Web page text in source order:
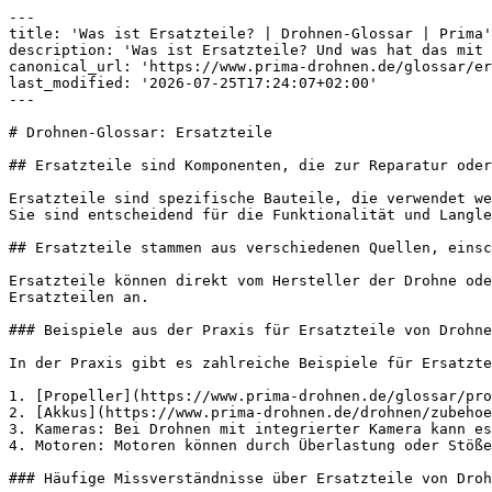
---
title: 'Was ist Ersatzteile? | Drohnen-Glossar | Prima'
description: 'Was ist Ersatzteile? Und was hat das mit
canonical_url: 'https://www.prima-drohnen.de/glossar/
last_modified: '2026-07-25T17:24:07+02:00'
---
# Drohnen-Glossar: Ersatzteile
## Ersatzteile sind Komponenten, die zur Reparatur oder
Ersatzteile sind spezifische Bauteile, die verwendet
Sie sind entscheidend für die Funktionalität und
## Ersatzteile stammen aus verschiedenen Quellen,
Ersatzteile können direkt vom Hersteller der Drohne
Ersatzteilen an.
### Beispiele aus der Praxis für Ersatzteile von
In der Praxis gibt es zahlreiche Beispiele für
1. [Propeller](https://www.prima-drohnen.de/glossar/
2. [Akkus](https://www.prima-drohnen.de/drohnen/
3. Kameras: Bei Drohnen mit integrierter Kamera kann
4. Motoren: Motoren können durch Überlastung oder
### Häufige Missverständnisse über Ersatzteile von